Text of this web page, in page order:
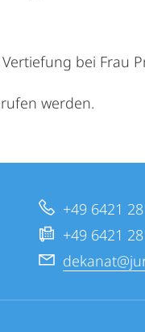
bei Frau
werden.
+49 6421
+49 6421